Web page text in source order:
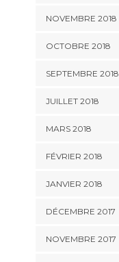
NOVEMBRE 2018
OCTOBRE 2018
SEPTEMBRE 2018
JUILLET 2018
MARS 2018
FÉVRIER 2018
JANVIER 2018
DÉCEMBRE 2017
NOVEMBRE 2017